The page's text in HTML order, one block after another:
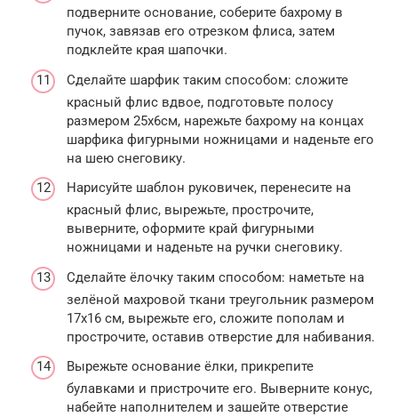
подверните основание, соберите бахрому в
пучок, завязав его отрезком флиса, затем
подклейте края шапочки.
Сделайте шарфик таким способом: сложите
красный флис вдвое, подготовьте полосу
размером 25х6см, нарежьте бахрому на концах
шарфика фигурными ножницами и наденьте его
на шею снеговику.
Нарисуйте шаблон руковичек, перенесите на
красный флис, вырежьте, прострочите,
выверните, оформите край фигурными
ножницами и наденьте на ручки снеговику.
Сделайте ёлочку таким способом: наметьте на
зелёной махровой ткани треугольник размером
17х16 см, вырежьте его, сложите пополам и
прострочите, оставив отверстие для набивания.
Вырежьте основание ёлки, прикрепите
булавками и пристрочите его. Выверните конус,
набейте наполнителем и зашейте отверстие